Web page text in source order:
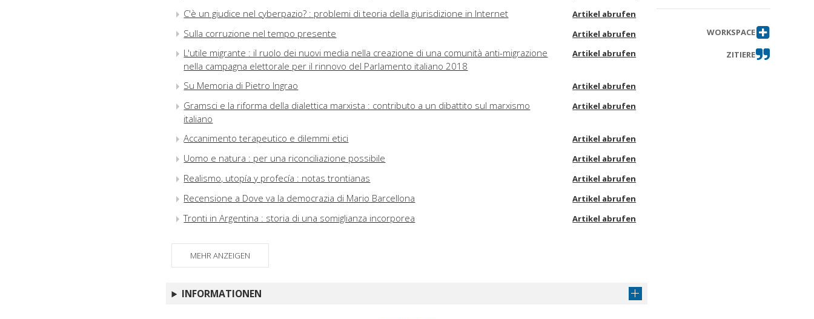
C'è un giudice nel cyberpazio? : problemi di teoria della giurisdizione in Internet Artikel abrufen
Sulla corruzione nel tempo presente Artikel abrufen
L'utile migrante : il ruolo dei nuovi media nella creazione di una comunità anti-migrazione
nella campagna elettorale per il rinnovo del Parlamento italiano 2018
Artikel abrufen
Su Memoria di Pietro Ingrao Artikel abrufen
Gramsci e la riforma della dialettica marxista : contributo a un dibattito sul marxismo
italiano
Artikel abrufen
Accanimento terapeutico e dilemmi etici Artikel abrufen
Uomo e natura : per una riconciliazione possibile Artikel abrufen
Realismo, utopía y profecía : notas trontianas Artikel abrufen
Recensione a Dove va la democrazia di Mario Barcellona Artikel abrufen
Tronti in Argentina : storia di una somiglianza incorporea Artikel abrufen
MEHR ANZEIGEN
INFORMATIONEN
WORKSPACE
ZITIERE